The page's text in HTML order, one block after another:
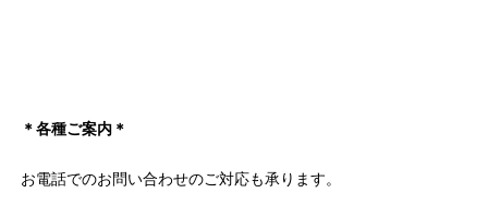
＊各種ご案内＊
お電話でのお問い合わせのご対応も承ります。